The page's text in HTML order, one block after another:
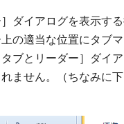
ダイアログを表示す
の適当な位置にタブ
ブとリーダー］ダイ
ません。（ちなみに